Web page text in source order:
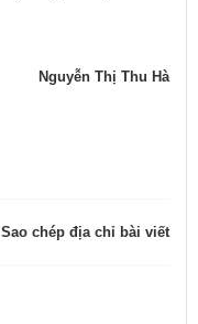
Nguyễn Thị Thu Hà
Sao chép địa chỉ bài viết